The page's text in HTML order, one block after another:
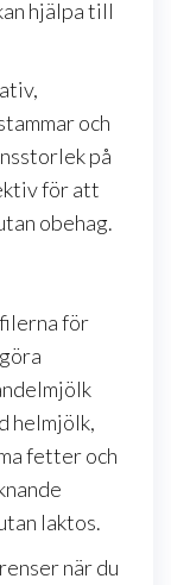
hjälpa till
och
på
för att
obehag.
för
helmjölk,
fetter och
laktos.
när du